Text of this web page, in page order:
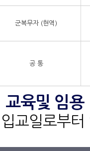
군복무자 (현역)
공 통
교육및 임용
입교일로부터